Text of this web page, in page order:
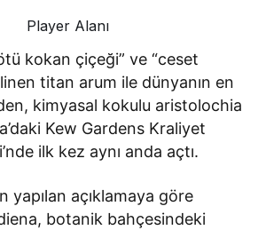
Player Alanı
kokan çiçeği” ve “ceset
titan arum ile dünyanın en
kimyasal kokulu aristolochia
Kew Gardens Kraliyet
ilk kez aynı anda açtı.
yapılan açıklamaya göre
botanik bahçesindeki